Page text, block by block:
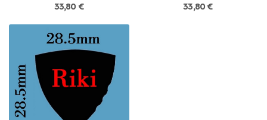
33,80 € 33,80 €